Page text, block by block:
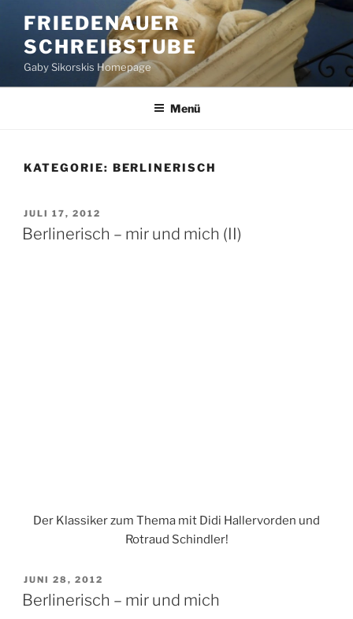
Inhalt
springen
FRIEDENAUER
SCHREIBSTUBE
Gaby Sikorskis Homepage
Menü
KATEGORIE: BERLINERISCH
VERÖFFENTLICHT
AM
JULI 17, 2012
Berlinerisch – mir und mich (II)
Der Klassiker zum Thema mit Didi Hallervorden und
Rotraud Schindler!
VERÖFFENTLICHT
AM
JUNI 28, 2012
Berlinerisch – mir und mich